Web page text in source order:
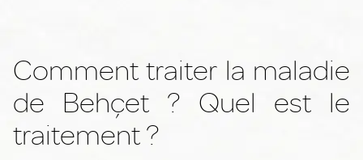
Comment traiter la maladie
de Behçet ? Quel est le
traitement ?